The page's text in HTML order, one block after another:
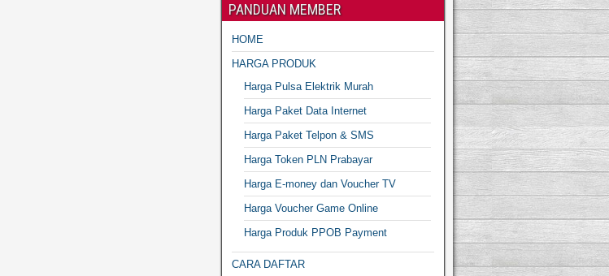
PANDUAN MEMBER
HOME
HARGA PRODUK
Harga Pulsa Elektrik Murah
Harga Paket Data Internet
Harga Paket Telpon & SMS
Harga Token PLN Prabayar
Harga E-money dan Voucher TV
Harga Voucher Game Online
Harga Produk PPOB Payment
CARA DAFTAR